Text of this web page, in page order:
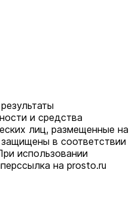
и средства
лиц, размещенные на
в соответствии
использовании
на prosto.ru